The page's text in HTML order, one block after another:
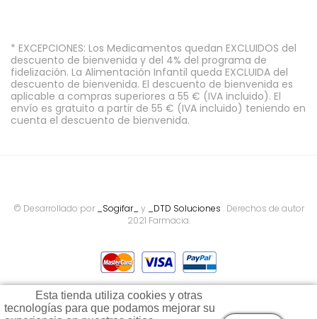
Esta tienda utiliza cookies y otras
tecnologías para que podamos mejorar su
* EXCEPCIONES: Los Medicamentos quedan EXCLUIDOS del
descuento de bienvenida y del 4% del programa de
fidelización. La Alimentación Infantil queda EXCLUIDA del
descuento de bienvenida. El descuento de bienvenida es
aplicable a compras superiores a 55 € (IVA incluido). El
envío es gratuito a partir de 55 € (IVA incluido) teniendo en
cuenta el descuento de bienvenida.
© Desarrollado por _Sogifar_ y _DTD Soluciones . Derechos de autor
2021 Farmacia.
Todos los precios son indicados con impuestos incluidos